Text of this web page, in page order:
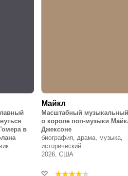
в
Майкл
Масштабный
о короле поп-музыки
Джексоне
биография, драма, музыка,
исторический
2026, США